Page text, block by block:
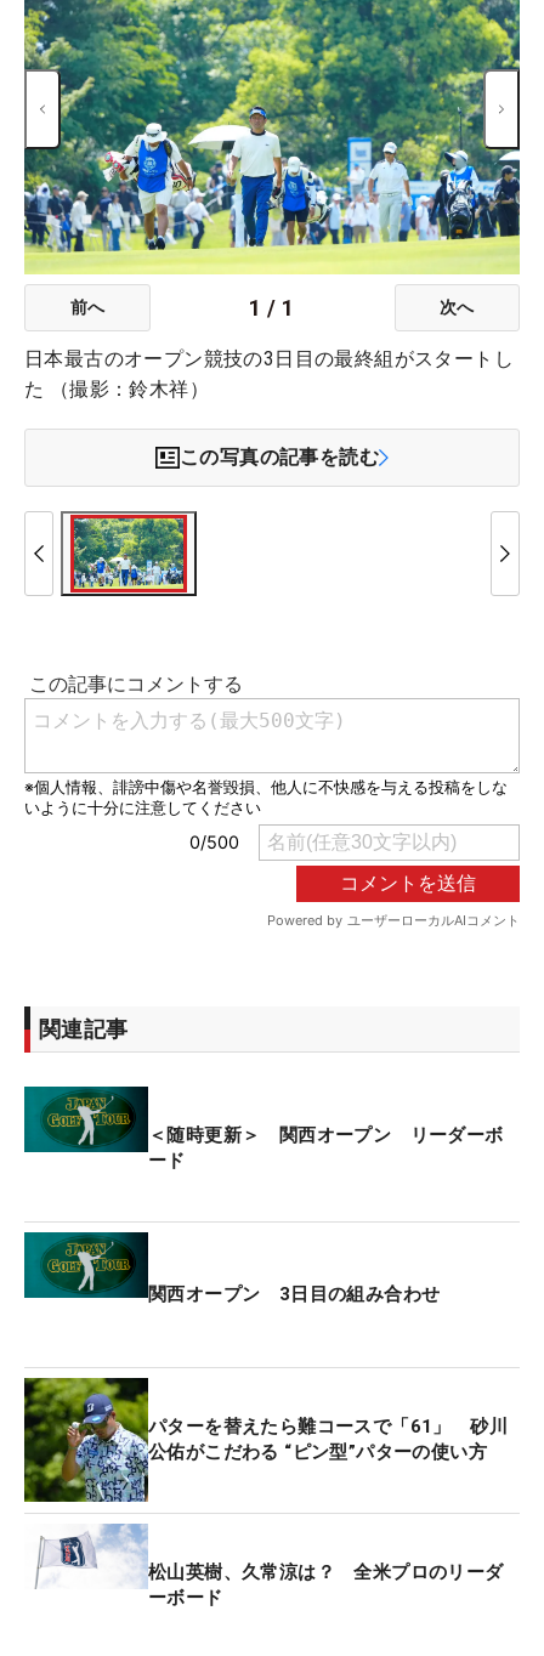
前へ 1 / 1 次へ
日本最古のオープン競技の3日目の最終組がスタートし
た （撮影：鈴木祥）
この写真の記事を読む
関連記事
＜随時更新＞ 関西オープン リーダーボ
ード
関西オープン 3日目の組み合わせ
パターを替えたら難コースで「61」 砂川
公佑がこだわる “ピン型”パターの使い方
松山英樹、久常涼は？ 全米プロのリーダ
ーボード